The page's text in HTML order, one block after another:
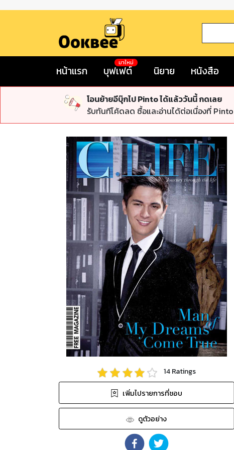
หน้าแรก บุฟเฟต์
มาใหม่
นิยาย หนังสือ
โอนย้ายอีบุ๊กไป Pinto ได้แล้ววันนี้ กดเลย
รับทันทีโค้ดลด ซื้อและอ่านได้ต่อเนื่องที่ Pinto
14Ratings
เพิ่มไปรายการที่ชอบ
ดูตัวอย่าง